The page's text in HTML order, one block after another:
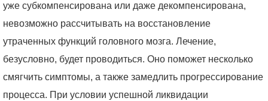
уже субкомпенсирована или даже декомпенсирована,
невозможно рассчитывать на восстановление
утраченных функций головного мозга. Лечение,
безусловно, будет проводиться. Оно поможет несколько
смягчить симптомы, а также замедлить прогрессирование
процесса. При условии успешной ликвидации